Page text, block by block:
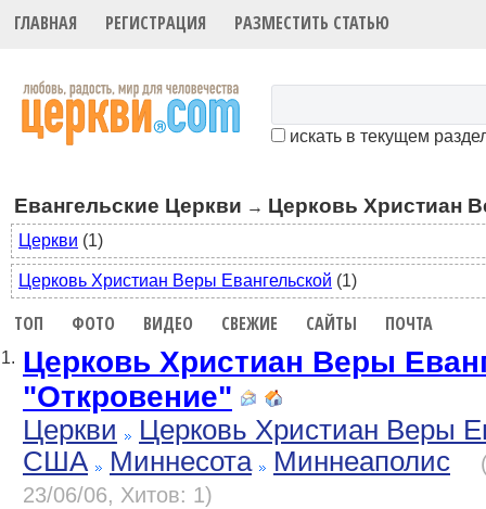
ГЛАВНАЯ РЕГИСТРАЦИЯ РАЗМЕСТИТЬ СТАТЬЮ
искать в текущем
Евангельские Церкви → Церковь Христиан
Церкви (1)
Церковь Христиан Веры Евангельской (1)
ТОП ФОТО ВИДЕО СВЕЖИЕ САЙТЫ ПОЧТА
1. Церковь Христиан Веры
"Откровение"
Церкви
Церковь Христиан Веры
США
Миннесота Миннеаполис
23/06/06, Хитов: 1)